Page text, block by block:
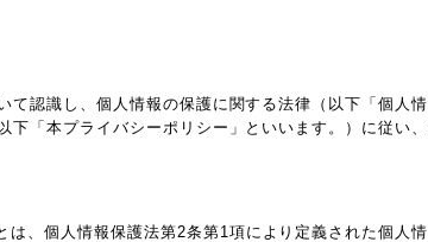
認識し、個人情報の保護に関する法律（以下「個人
下「本プライバシーポリシー」といいます。）に従い
、個人情報保護法第2条第1項により定義された個人